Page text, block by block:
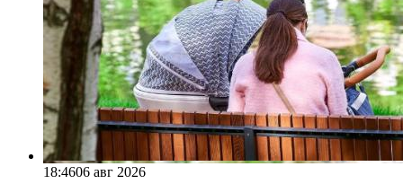
18:4606 авг 2026